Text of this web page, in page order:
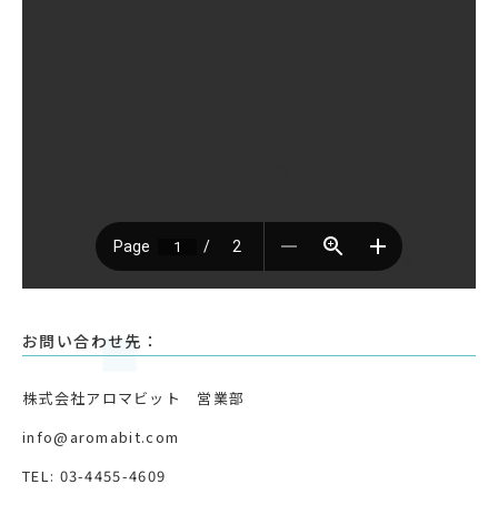
お問い合わせ先：
株式会社アロマビット 営業部
info@aromabit.com
TEL: 03-4455-4609